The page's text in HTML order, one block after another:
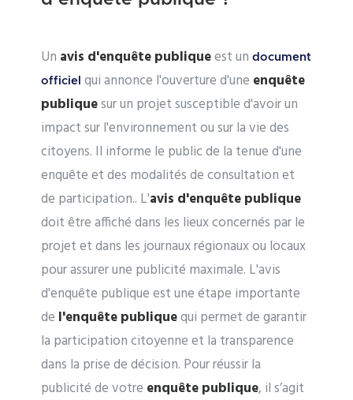
Un avis d'enquête publiqueest un document
officiel qui annonce l'ouverture d'une enquête
publiquesur un projet susceptible d'avoir un
impact sur l'environnement ou sur la vie des
citoyens. Il informe le public de la tenue d'une
enquête et des modalités de consultation et
de participation.. L'avis d'enquête publique
doit être affiché dans les lieux concernés par le
projet et dans les journaux régionaux ou locaux
pour assurer une publicité maximale. L'avis
d'enquête publique est une étape importante
de l'enquête publiquequi permet de garantir
la participation citoyenne et la transparence
dans la prise de décision. Pour réussir la
publicité de votre enquête publique, il s’agit